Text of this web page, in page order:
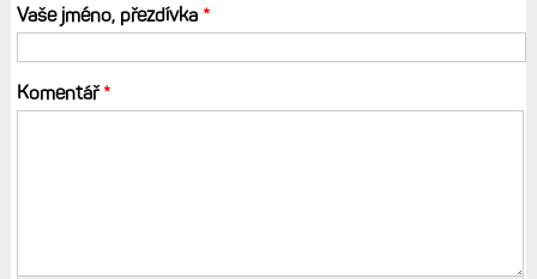
Vaše jméno, přezdívka *
Komentář*